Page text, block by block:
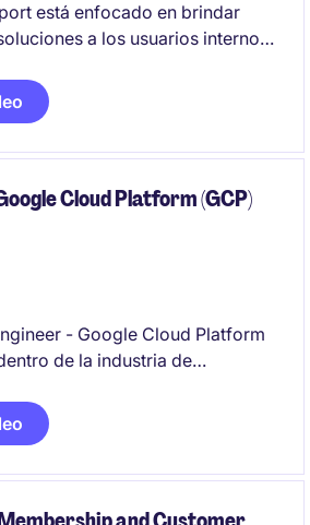
está enfocado en brindar
a los usuarios internos,
tecnológicos. Este rol, ubicado
a un reemplazo temporal
Cloud Platform (GCP)
- Google Cloud Platform
de la industria de
de datos en entornos de
en la plataforma GCP, para
gestión eficiente de grandes